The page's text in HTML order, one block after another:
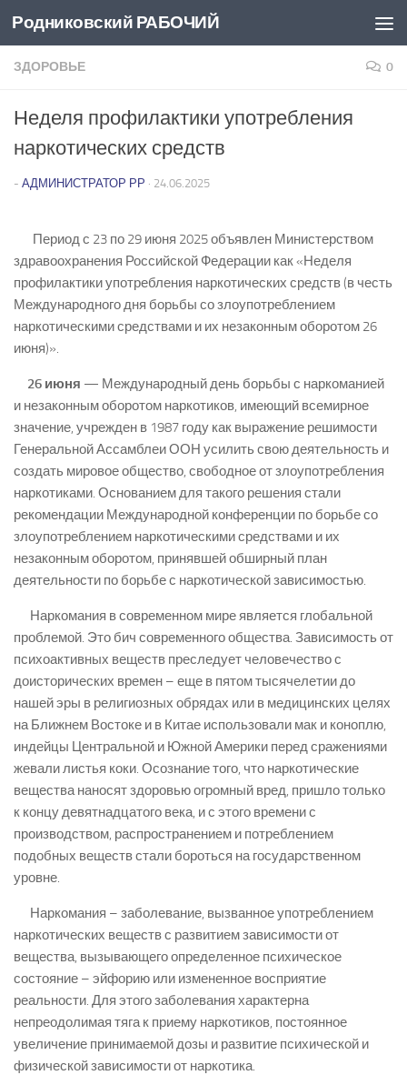
Перейти к содержимому
Родниковский РАБОЧИЙ
ЗДОРОВЬЕ 0
Неделя профилактики употребления
наркотических средств
- АДМИНИСТРАТОР РР · 24.06.2025
Период с 23 по 29 июня 2025 объявлен Министерством
здравоохранения Российской Федерации как «Неделя
профилактики употребления наркотических средств (в честь
Международного дня борьбы со злоупотреблением
наркотическими средствами и их незаконным оборотом 26
июня)».
26 июня — Международный день борьбы с наркоманией
и незаконным оборотом наркотиков, имеющий всемирное
значение, учрежден в 1987 году как выражение решимости
Генеральной Ассамблеи ООН усилить свою деятельность и
создать мировое общество, свободное от злоупотребления
наркотиками. Основанием для такого решения стали
рекомендации Международной конференции по борьбе со
злоупотреблением наркотическими средствами и их
незаконным оборотом, принявшей обширный план
деятельности по борьбе с наркотической зависимостью.
Наркомания в современном мире является глобальной
проблемой. Это бич современного общества. Зависимость от
психоактивных веществ преследует человечество с
доисторических времен – еще в пятом тысячелетии до
нашей эры в религиозных обрядах или в медицинских целях
на Ближнем Востоке и в Китае использовали мак и коноплю,
индейцы Центральной и Южной Америки перед сражениями
жевали листья коки. Осознание того, что наркотические
вещества наносят здоровью огромный вред, пришло только
к концу девятнадцатого века, и с этого времени с
производством, распространением и потреблением
подобных веществ стали бороться на государственном
уровне.
Наркомания – заболевание, вызванное употреблением
наркотических веществ с развитием зависимости от
вещества, вызывающего определенное психическое
состояние – эйфорию или измененное восприятие
реальности. Для этого заболевания характерна
непреодолимая тяга к приему наркотиков, постоянное
увеличение принимаемой дозы и развитие психической и
физической зависимости от наркотика.